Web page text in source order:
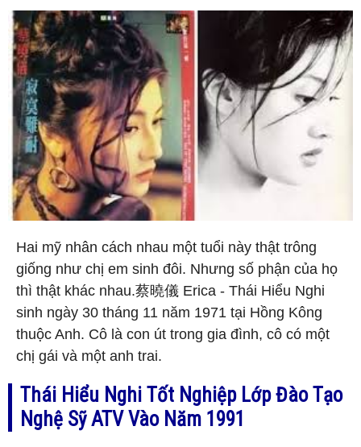
Hai mỹ nhân cách nhau một tuổi này thật trông
giống như chị em sinh đôi. Nhưng số phận của họ
thì thật khác nhau.蔡曉儀 Erica - Thái Hiểu Nghi
sinh ngày 30 tháng 11 năm 1971 tại Hồng Kông
thuộc Anh. Cô là con út trong gia đình, cô có một
chị gái và một anh trai.
Thái Hiểu Nghi Tốt Nghiệp Lớp Đào Tạo
Nghệ Sỹ ATV Vào Năm 1991